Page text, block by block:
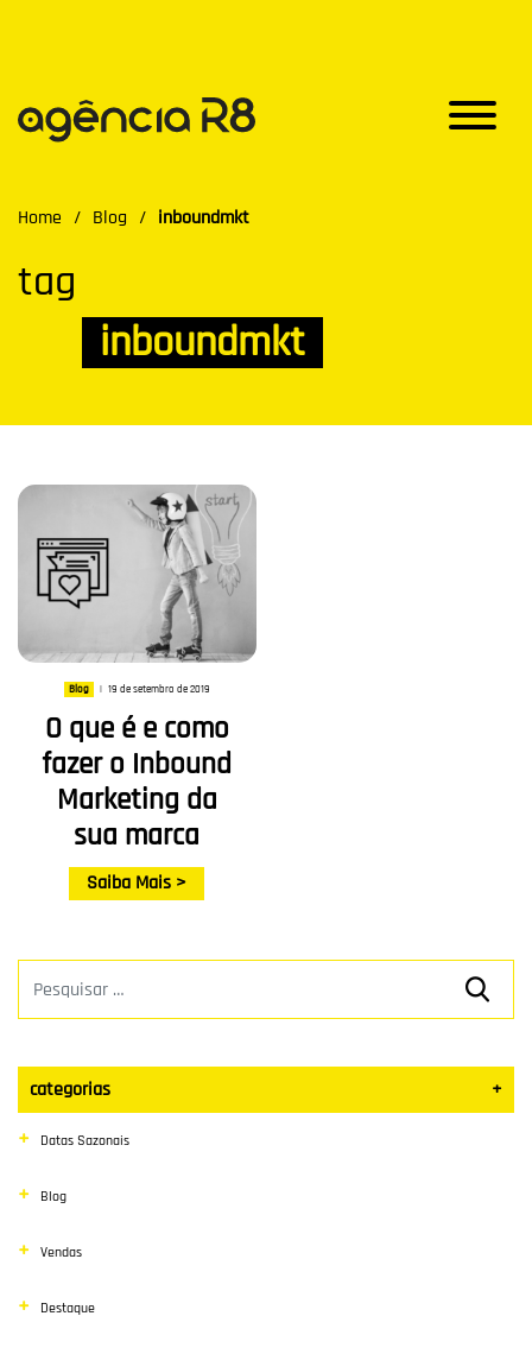
Home / Blog / inboundmkt
tag
inboundmkt
Blog | 19 de setembro de 2019
O que é e como
fazer o Inbound
Marketing da
sua marca
Saiba Mais >
categorias +
Datas Sazonais
Blog
Vendas
Destaque